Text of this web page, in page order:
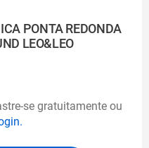
PONTA REDONDA
LEO&LEO
se gratuitamente ou